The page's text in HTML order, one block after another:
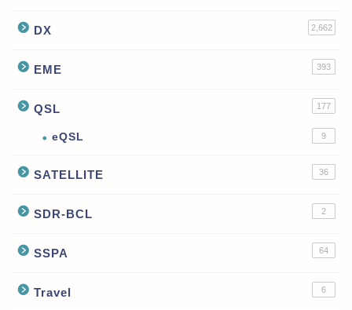
DX 2,662
EME 393
QSL 177
eQSL 9
SATELLITE 36
SDR-BCL 2
SSPA 64
Travel 6